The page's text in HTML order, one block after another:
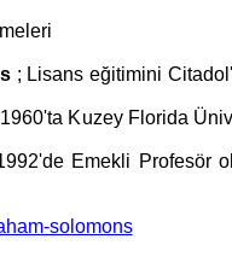
; Lisans eğitimini
Kuzey Florida
Emekli Profesör
solomons